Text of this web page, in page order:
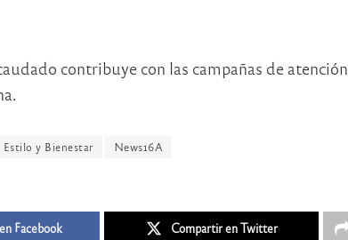
contribuye con las campañas de atención
Estilo y Bienestar News16A
Facebook Compartir en Twitter